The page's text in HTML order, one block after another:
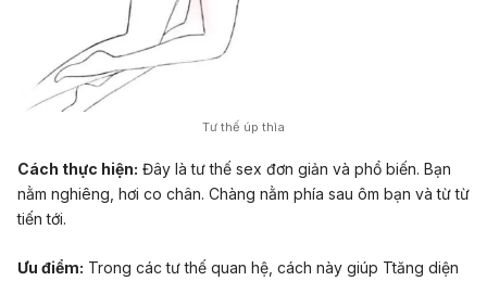
Tư thế úp thìa
Cách thực hiện: Đây là tư thế sex đơn giản và phổ biến. Bạn
nằm nghiêng, hơi co chân. Chàng nằm phía sau ôm bạn và từ từ
tiến tới.
Ưu điểm: Trong các tư thế quan hệ, cách này giúp Ttăng diện